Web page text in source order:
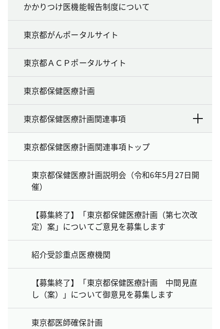
かかりつけ医機能報告制度について
東京都がんポータルサイト
東京都ＡＣＰポータルサイト
東京都保健医療計画
東京都保健医療計画関連事項
東京都保健医療計画関連事項トップ
東京都保健医療計画説明会（令和6年5月27日開
催）
【募集終了】「東京都保健医療計画（第七次改
定）案」についてご意見を募集します
紹介受診重点医療機関
【募集終了】「東京都保健医療計画 中間見直
し（案）」について御意見を募集します
東京都医師確保計画